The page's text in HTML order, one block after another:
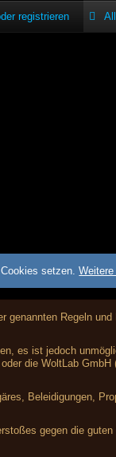
registrieren
Cookies setzen.
Regeln und
es ist jedoch
die WoltLab GmbH
Beleidigungen,
gegen die